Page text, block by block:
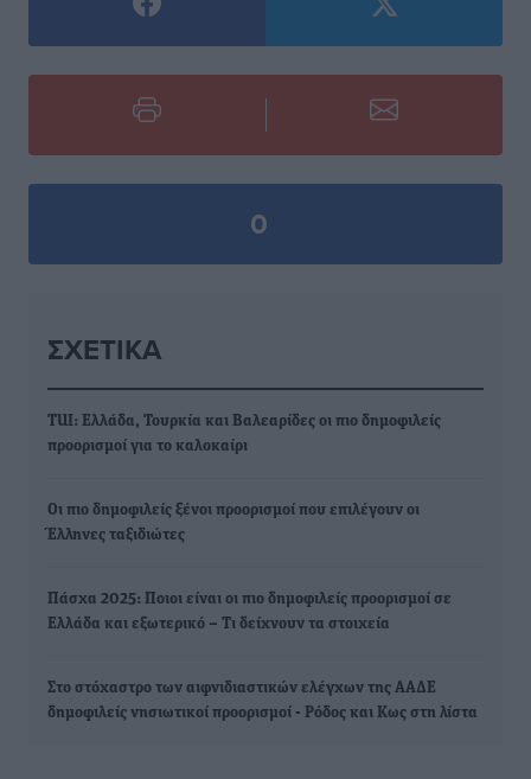
0
ΣΧΕΤΙΚΆ
TUI: Ελλάδα, Τουρκία και Βαλεαρίδες οι πιο δημοφιλείς
προορισμοί για το καλοκαίρι
Οι πιο δημοφιλείς ξένοι προορισμοί που επιλέγουν οι
Έλληνες ταξιδιώτες
Πάσχα 2025: Ποιοι είναι οι πιο δημοφιλείς προορισμοί σε
Ελλάδα και εξωτερικό – Τι δείχνουν τα στοιχεία
Στο στόχαστρο των αιφνιδιαστικών ελέγχων της ΑΑΔΕ
δημοφιλείς νησιωτικοί προορισμοί - Ρόδος και Κως στη λίστα